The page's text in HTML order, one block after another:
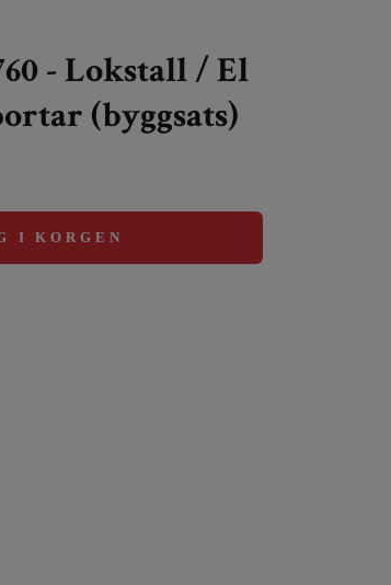
- Lokstall / El
(byggsats)
I KORGEN